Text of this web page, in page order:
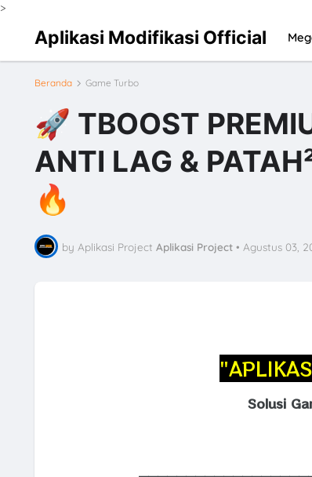
>
Aplikasi Modifikasi Official
Beranda Game Turbo
🚀 TBOOST
ANTI LAG &
🔥
by Aplikasi Project Aplikasi Project • Agustus 03,
Solusi